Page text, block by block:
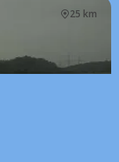
25 km